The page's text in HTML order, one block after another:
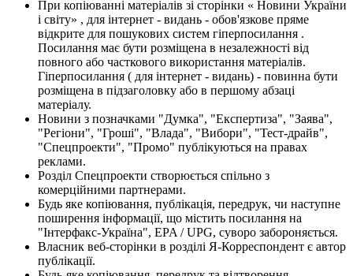
При копіюванні матеріалів зі сторінки « Новини України
і світу» , для інтернет - видань - обов'язкове пряме
відкрите для пошукових систем гіперпосилання .
Посилання має бути розміщена в незалежності від
повного або часткового використання матеріалів.
Гіперпосилання ( для інтернет - видань) - повинна бути
розміщена в підзаголовку або в першому абзаці
матеріалу.
Новини з позначками "Думка", "Експертиза", "Заява",
"Регіони", "Гроші", "Влада", "Вибори", "Тест-драйв",
"Спецпроекти", "Промо" публікуються на правах
реклами.
Розділ Спецпроекти створюється спільно з
комерційними партнерами.
Будь яке копіювання, публікація, передрук, чи наступне
поширення інформації, що містить посилання на
"Інтерфакс-Україна", EPA / UPG, суворо забороняється.
Власник веб-сторінки в розділі Я-Корреспондент є автор
публікації.